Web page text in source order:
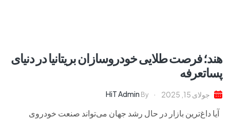
هند؛ فرصت طلایی خودروسازان بریتانیا در دنیای
پساتعرفه
جولای 15, 2025 By
HiT Admin
آیا داغ‌ترین بازار در حال رشد جهان می‌تواند صنعت خودروی